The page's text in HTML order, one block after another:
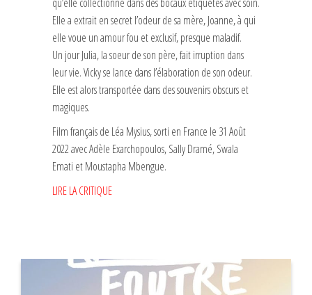
Elle a extrait en secret l’odeur de sa mère, Joanne, à qui
elle voue un amour fou et exclusif, presque maladif.
Un jour Julia, la soeur de son père, fait irruption dans
leur vie. Vicky se lance dans l’élaboration de son odeur.
Elle est alors transportée dans des souvenirs obscurs et
magiques.
Film français de Léa Mysius, sorti en France le 31 Août
2022 avec Adèle Exarchopoulos, Sally Dramé, Swala
Emati et Moustapha Mbengue.
LIRE LA CRITIQUE